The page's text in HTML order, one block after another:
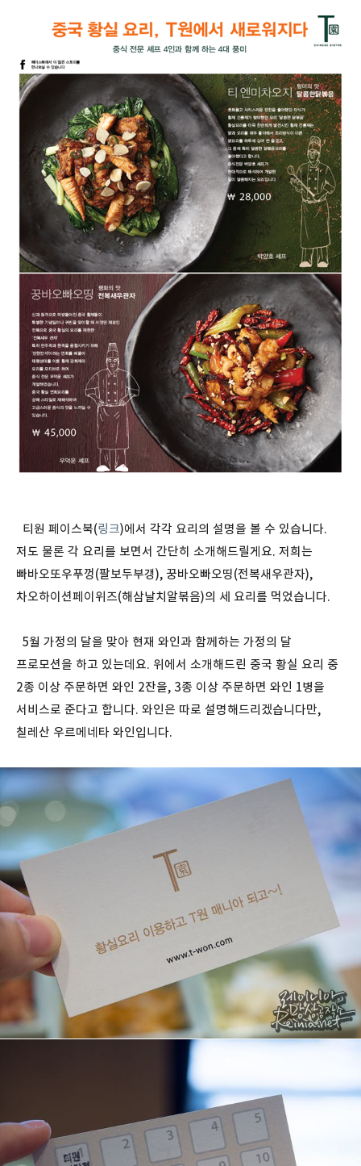
티원 페이스북(링크)에서 각각 요리의 설명을 볼 수 있습니다.
저도 물론 각 요리를 보면서 간단히 소개해드릴게요. 저희는
빠바오또우푸껑(팔보두부갱), 꿍바오빠오띵(전복새우관자),
차오하이션페이위즈(해삼날치알볶음)의 세 요리를 먹었습니다.
5월 가정의 달을 맞아 현재 와인과 함께하는 가정의 달
프로모션을 하고 있는데요. 위에서 소개해드린 중국 황실 요리 중
2종 이상 주문하면 와인 2잔을, 3종 이상 주문하면 와인 1병을
서비스로 준다고 합니다. 와인은 따로 설명해드리겠습니다만,
칠레산 우르메네타 와인입니다.